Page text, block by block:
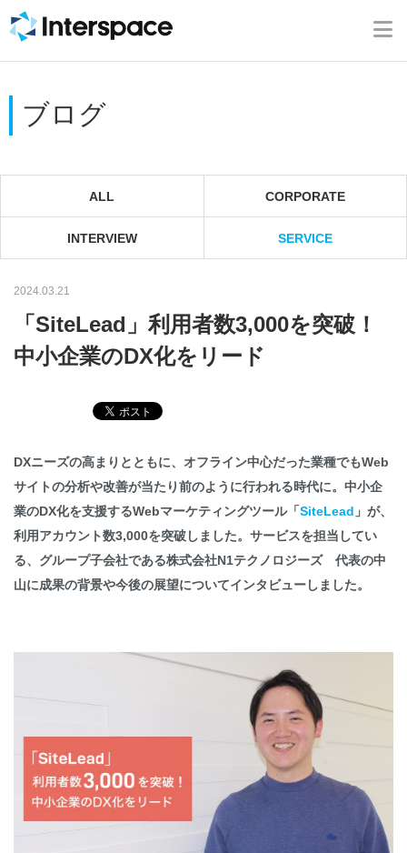
ホーム
採用情報
お問い合わせ
English
ブログ
ALL CORPORATE
INTERVIEW SERVICE
2024.03.21
「SiteLead」利用者数3,000を突破！
中小企業のDX化をリード
DXニーズの高まりとともに、オフライン中心だった業種でもWeb
サイトの分析や改善が当たり前のように行われる時代に。中小企
業のDX化を支援するWebマーケティングツール「 SiteLead 」が、
利用アカウント数3,000を突破しました。サービスを担当してい
る、グループ子会社である株式会社N1テクノロジーズ 代表の中
山に成果の背景や今後の展望についてインタビューしました。